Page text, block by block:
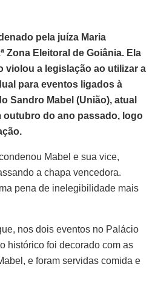
pela juíza Maria
Zona Eleitoral de Goiânia. Ela
violou a legislação ao utilizar a
para eventos ligados à
Sandro Mabel (União), atual
outubro do ano passado, logo
Mabel e sua vice,
a chapa vencedora.
pena de inelegibilidade mais
nos dois eventos no Palácio
histórico foi decorado com as
e foram servidas comida e